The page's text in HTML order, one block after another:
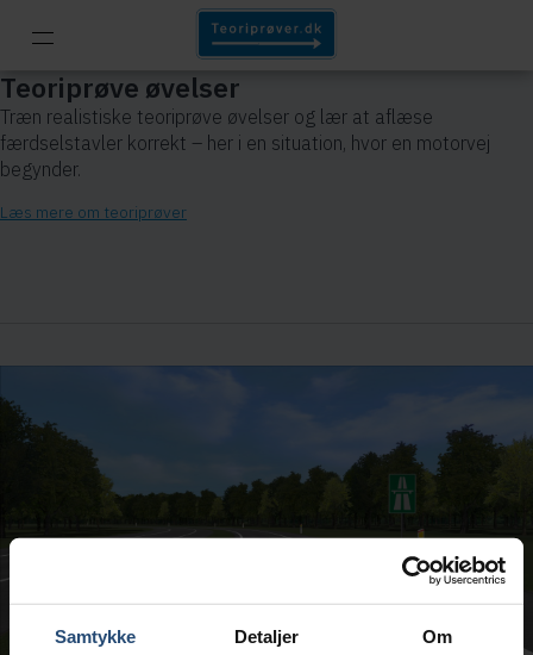
Samtykke Detaljer Om
Teoriprøve øvelser
Træn realistiske teoriprøve øvelser og lær at aflæse
færdselstavler korrekt – her i en situation, hvor en motorvej
begynder.
Læs mere om teoriprøver